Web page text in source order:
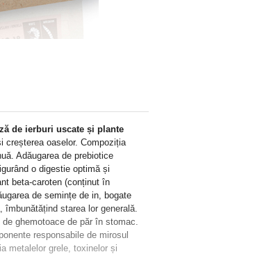
de ierburi uscate și plante
creșterea oaselor. Compoziția
Adăugarea de prebiotice
o digestie optimă și
beta-caroten (conținut în
de semințe de in, bogate
starea lor generală.
ghemotoace de păr în stomac.
responsabile de mirosul
metalelor grele, toxinelor și